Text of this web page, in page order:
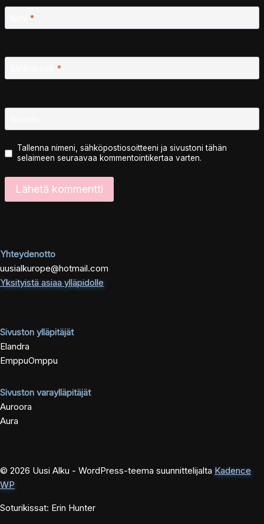
*
*
Tallenna nimeni, sähköpostiosoitteeni ja sivustoni tähän
selaimeen seuraavaa kommentointikertaa varten.
Yhteydenotto
uusialkurope@hotmail.com
Yksityistä asiaa ylläpidolle
Sivuston ylläpitäjät
Elandra
EmppuOmppu
Sivuston varaylläpitäjät
Auroora
Aura
© 2026 Uusi Alku - WordPress-teema suunnittelijalta Kadence
WP
Soturikissat: Erin Hunter